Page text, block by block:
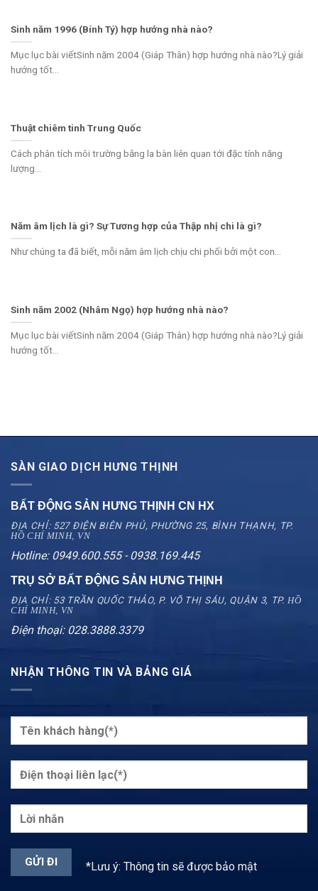
Sinh năm 1996 (Bính Tý) hợp hướng nhà nào?
Mục lục bài viếtSinh năm 2004 (Giáp Thân) hợp hướng nhà nào?Lý giải
hướng tốt...
Thuật chiêm tinh Trung Quốc
Cách phân tích môi trường bằng la bàn liên quan tới đặc tính năng
lượng...
Năm âm lịch là gì? Sự Tương hợp của Thập nhị chi là gì?
Như chúng ta đã biết, mỗi năm âm lịch chịu chi phối bởi một con...
Sinh năm 2002 (Nhâm Ngọ) hợp hướng nhà nào?
Mục lục bài viếtSinh năm 2004 (Giáp Thân) hợp hướng nhà nào?Lý giải
hướng tốt...
SÀN GIAO DỊCH HƯNG THỊNH
BẤT ĐỘNG SẢN HƯNG THỊNH CN HX
ĐỊA CHỈ: 527 ĐIỆN BIÊN PHỦ, PHƯỜNG 25, BÌNH THẠNH, TP.
HỒ CHÍ MINH, VN
Hotline: 0949.600.555 - 0938.169.445
TRỤ SỞ BẤT ĐỘNG SẢN HƯNG THỊNH
ĐỊA CHỈ: 53 TRẦN QUỐC THẢO, P. VÕ THỊ SÁU, QUẬN 3, TP. HỒ
CHÍ MINH, VN
Điện thoại: 028.3888.3379
NHẬN THÔNG TIN VÀ BẢNG GIÁ
*Lưu ý: Thông tin sẽ được bảo mật